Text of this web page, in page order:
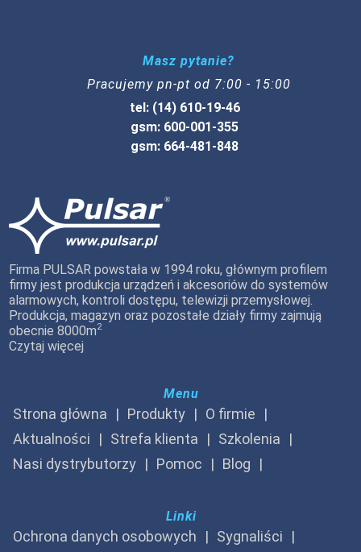
Masz pytanie?
Pracujemy pn-pt od 7:00 - 15:00
tel: (14) 610-19-46
gsm: 600-001-355
gsm: 664-481-848
Firma PULSAR powstała w 1994 roku, głównym profilem
firmy jest produkcja urządzeń i akcesoriów do systemów
alarmowych, kontroli dostępu, telewizji przemysłowej.
Produkcja, magazyn oraz pozostałe działy firmy zajmują
obecnie 8000m2
Czytaj więcej
Menu
Strona główna Produkty
O firmie
Aktualności
Strefa klienta
Szkolenia
Nasi dystrybutorzy
Pomoc Blog
Linki
Ochrona danych osobowych
Sygnaliści